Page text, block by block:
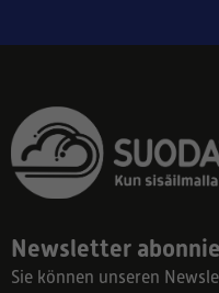
Newsletter
Sie können unseren